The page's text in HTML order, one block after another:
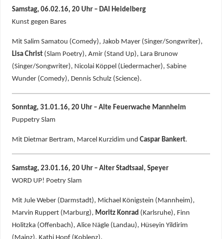
Samstag, 06.02.16, 20 Uhr – DAI Heidelberg
Kunst gegen Bares
Mit Salim Samatou (Comedy), Jakob Mayer (Singer/Songwriter),
Lisa Christ(Slam Poetry), Amir (Stand Up), Lara Brunow
(Singer/Songwriter), Nicolai Köppel (Liedermacher), Sabine
Wunder (Comedy), Dennis Schulz (Science).
Sonntag, 31.01.16, 20 Uhr – Alte Feuerwache Mannheim
Puppetry Slam
Mit Dietmar Bertram, Marcel Kurzidim und Caspar Bankert.
Samstag, 23.01.16, 20 Uhr – Alter Stadtsaal, Speyer
WORD UP! Poetry Slam
Mit Jule Weber (Darmstadt), Michael Königstein (Mannheim),
Marvin Ruppert (Marburg), Moritz Konrad (Karlsruhe), Finn
Holitzka (Offenbach), Alice Nägle (Landau), Hüseyin Yildirim